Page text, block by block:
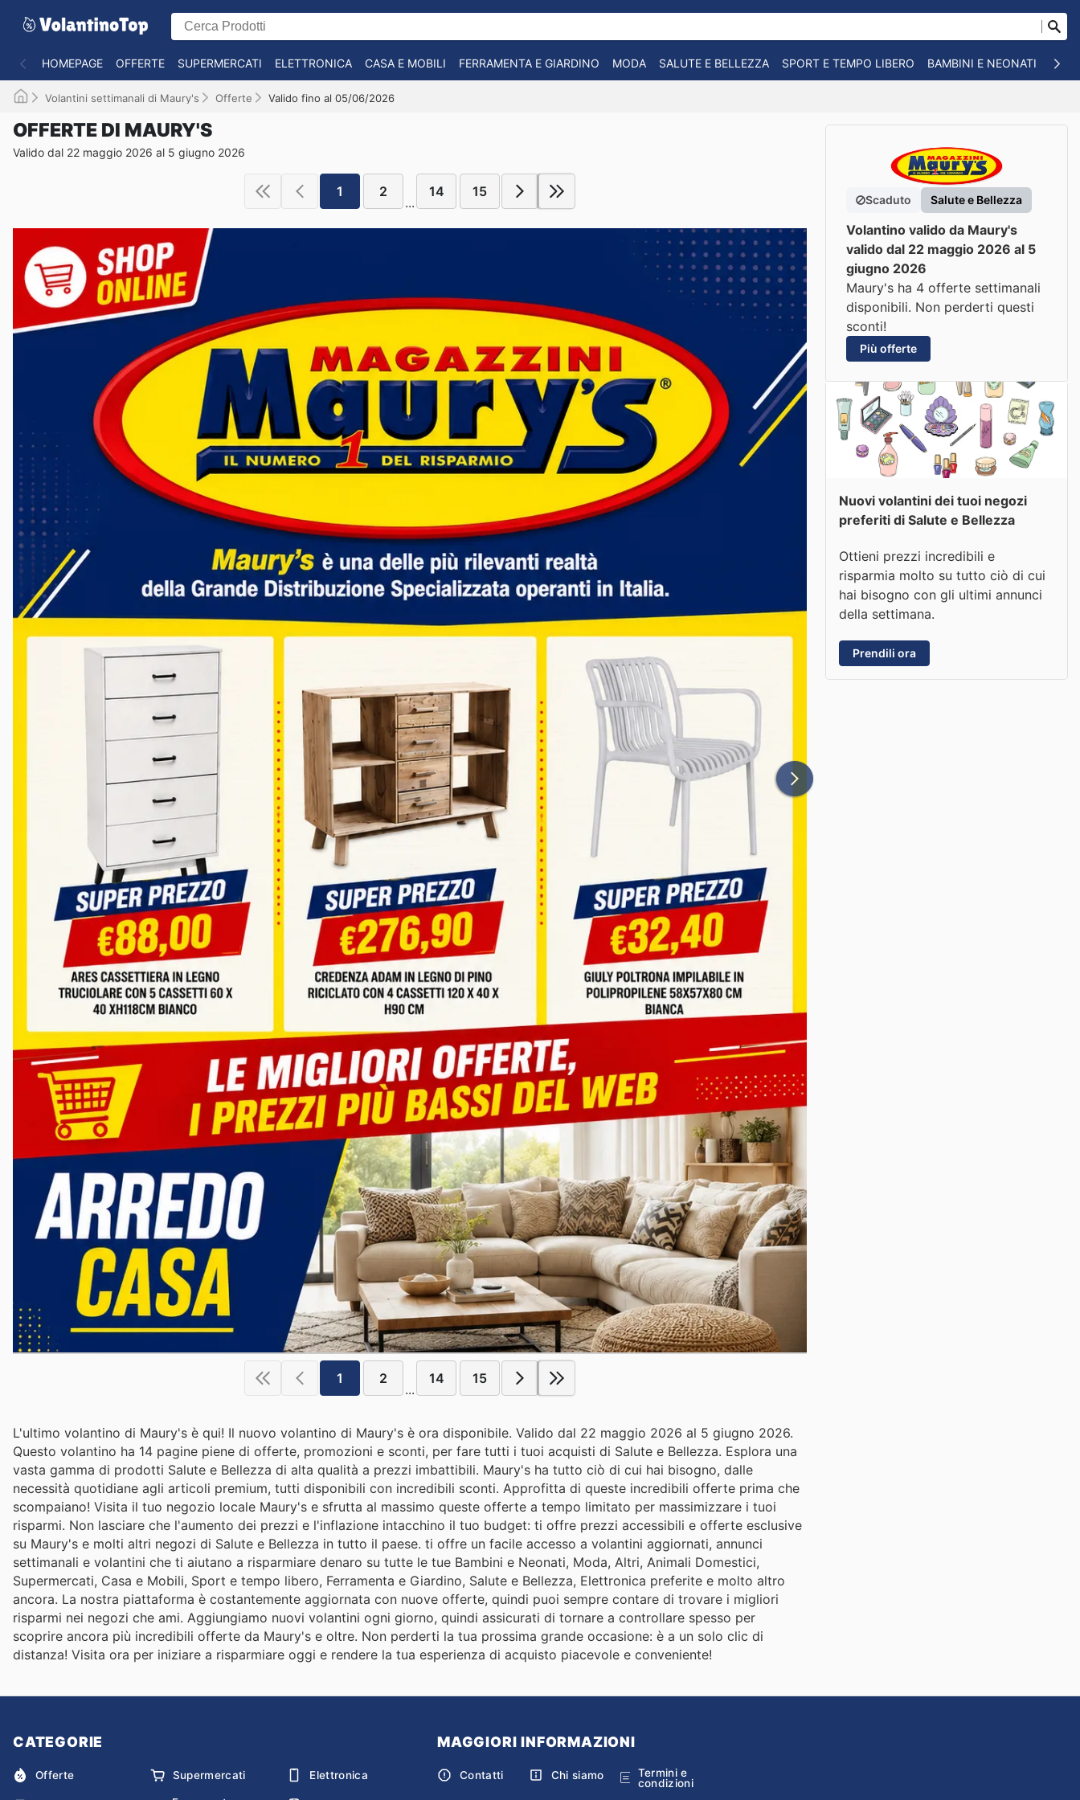
HOMEPAGE OFFERTE SUPERMERCATI ELETTRONICA CASA E MOBILI FERRAMENTA E GIARDINO MODA SALUTE E BELLEZZA SPORT E TEMPO LIBERO BAMBINI E NEONATI
Volantini settimanali di Maury's Offerte Valido fino al 05/06/2026
OFFERTE DI MAURY'S
Valido dal 22 maggio 2026 al 5 giugno 2026
1 2
...
14 15
1 2
...
14 15
L'ultimo volantino di Maury's è qui! Il nuovo volantino di Maury's è ora disponibile. Valido dal 22 maggio 2026 al 5 giugno 2026.
Questo volantino ha 14 pagine piene di offerte, promozioni e sconti, per fare tutti i tuoi acquisti di Salute e Bellezza. Esplora una
vasta gamma di prodotti Salute e Bellezza di alta qualità a prezzi imbattibili. Maury's ha tutto ciò di cui hai bisogno, dalle
necessità quotidiane agli articoli premium, tutti disponibili con incredibili sconti. Approfitta di queste incredibili offerte prima che
scompaiano! Visita il tuo negozio locale Maury's e sfrutta al massimo queste offerte a tempo limitato per massimizzare i tuoi
risparmi. Non lasciare che l'aumento dei prezzi e l'inflazione intacchino il tuo budget: ti offre prezzi accessibili e offerte esclusive
su Maury's e molti altri negozi di Salute e Bellezza in tutto il paese. ti offre un facile accesso a volantini aggiornati, annunci
settimanali e volantini che ti aiutano a risparmiare denaro su tutte le tue Bambini e Neonati, Moda, Altri, Animali Domestici,
Supermercati, Casa e Mobili, Sport e tempo libero, Ferramenta e Giardino, Salute e Bellezza, Elettronica preferite e molto altro
ancora. La nostra piattaforma è costantemente aggiornata con nuove offerte, quindi puoi sempre contare di trovare i migliori
risparmi nei negozi che ami. Aggiungiamo nuovi volantini ogni giorno, quindi assicurati di tornare a controllare spesso per
scoprire ancora più incredibili offerte da Maury's e oltre. Non perderti la tua prossima grande occasione: è a un solo clic di
distanza! Visita ora per iniziare a risparmiare oggi e rendere la tua esperienza di acquisto piacevole e conveniente!
Scaduto Salute e Bellezza
Volantino valido da Maury's
valido dal 22 maggio 2026 al 5
giugno 2026
Maury's ha 4 offerte settimanali
disponibili. Non perderti questi
sconti!
Più offerte
Nuovi volantini dei tuoi negozi
preferiti di Salute e Bellezza
Ottieni prezzi incredibili e
risparmia molto su tutto ciò di cui
hai bisogno con gli ultimi annunci
della settimana.
Prendili ora
CATEGORIE
Offerte Supermercati Elettronica
MAGGIORI INFORMAZIONI
Contatti Chi siamo
Termini e
condizioni